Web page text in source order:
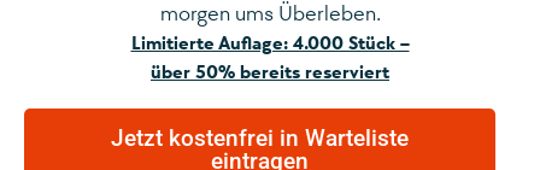
morgen ums Überleben.
Limitierte Auflage: 4.000 Stück –
über 50% bereits reserviert
Jetzt kostenfrei in Warteliste
eintragen